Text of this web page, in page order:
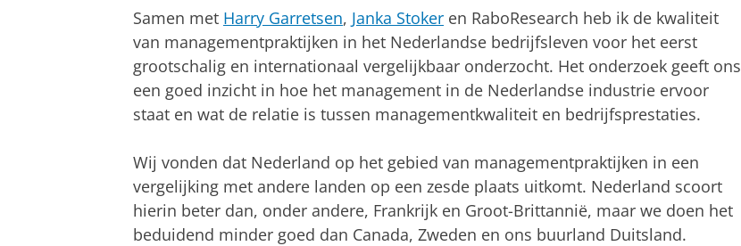
Samen met Harry Garretsen, Janka Stoker en RaboResearch heb ik de kwaliteit
van managementpraktijken in het Nederlandse bedrijfsleven voor het eerst
grootschalig en internationaal vergelijkbaar onderzocht. Het onderzoek geeft ons
een goed inzicht in hoe het management in de Nederlandse industrie ervoor
staat en wat de relatie is tussen managementkwaliteit en bedrijfsprestaties.
Wij vonden dat Nederland op het gebied van managementpraktijken in een
vergelijking met andere landen op een zesde plaats uitkomt. Nederland scoort
hierin beter dan, onder andere, Frankrijk en Groot-Brittannië, maar we doen het
beduidend minder goed dan Canada, Zweden en ons buurland Duitsland.